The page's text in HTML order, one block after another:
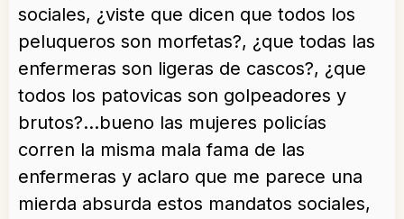
sociales, ¿viste que dicen que todos los
peluqueros son morfetas?, ¿que todas las
enfermeras son ligeras de cascos?, ¿que
todos los patovicas son golpeadores y
brutos?…bueno las mujeres policías
corren la misma mala fama de las
enfermeras y aclaro que me parece una
mierda absurda estos mandatos sociales,